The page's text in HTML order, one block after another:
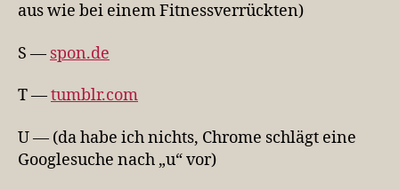
aus wie bei einem Fitnessverrückten)
S — spon.de
T —tumblr.com
U — (da habe ich nichts, Chrome schlägt eine
Googlesuche nach „u“ vor)